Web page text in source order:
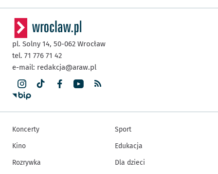
pl. Solny 14, 50-062 Wrocław
tel. 71 776 71 42
e-mail: redakcja@araw.pl
Koncerty
Kino
Rozrywka
Sport
Edukacja
Dla dzieci